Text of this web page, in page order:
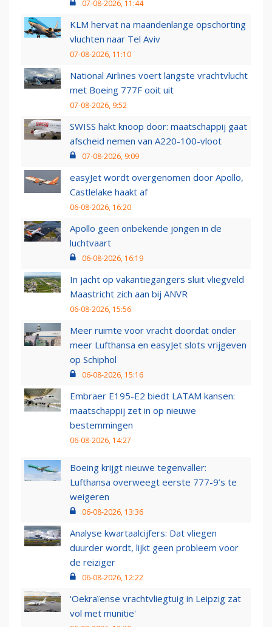
07-08-2026, 11:44
KLM hervat na maandenlange opschorting
vluchten naar Tel Aviv
07-08-2026, 11:10
National Airlines voert langste vrachtvlucht
met Boeing 777F ooit uit
07-08-2026, 9:52
SWISS hakt knoop door: maatschappij gaat
afscheid nemen van A220-100-vloot
07-08-2026, 9:09
easyJet wordt overgenomen door Apollo,
Castlelake haakt af
06-08-2026, 16:20
Apollo geen onbekende jongen in de
luchtvaart
06-08-2026, 16:19
In jacht op vakantiegangers sluit vliegveld
Maastricht zich aan bij ANVR
06-08-2026, 15:56
Meer ruimte voor vracht doordat onder
meer Lufthansa en easyJet slots vrijgeven
op Schiphol
06-08-2026, 15:16
Embraer E195-E2 biedt LATAM kansen:
maatschappij zet in op nieuwe
bestemmingen
06-08-2026, 14:27
Boeing krijgt nieuwe tegenvaller:
Lufthansa overweegt eerste 777-9’s te
weigeren
06-08-2026, 13:36
Analyse kwartaalcijfers: Dat vliegen
duurder wordt, lijkt geen probleem voor
de reiziger
06-08-2026, 12:22
'Oekraïense vrachtvliegtuig in Leipzig zat
vol met munitie'